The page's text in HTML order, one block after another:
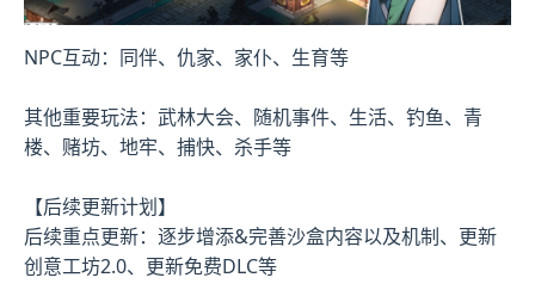
NPC互动：同伴、仇家、家仆、生育等
其他重要玩法：武林大会、随机事件、生活、钓鱼、青
楼、赌坊、地牢、捕快、杀手等
【后续更新计划】
后续重点更新：逐步增添&完善沙盒内容以及机制、更新
创意工坊2.0、更新免费DLC等